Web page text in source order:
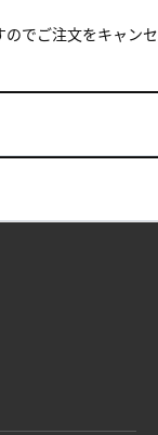
のでご注文をキャンセ